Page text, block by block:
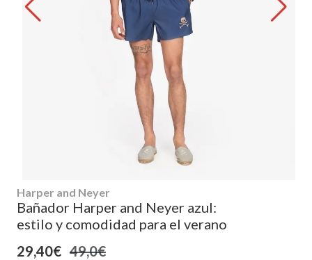
Harper and Neyer
Bañador Harper and Neyer azul:
estilo y comodidad para el verano
29,40€ 49,0€